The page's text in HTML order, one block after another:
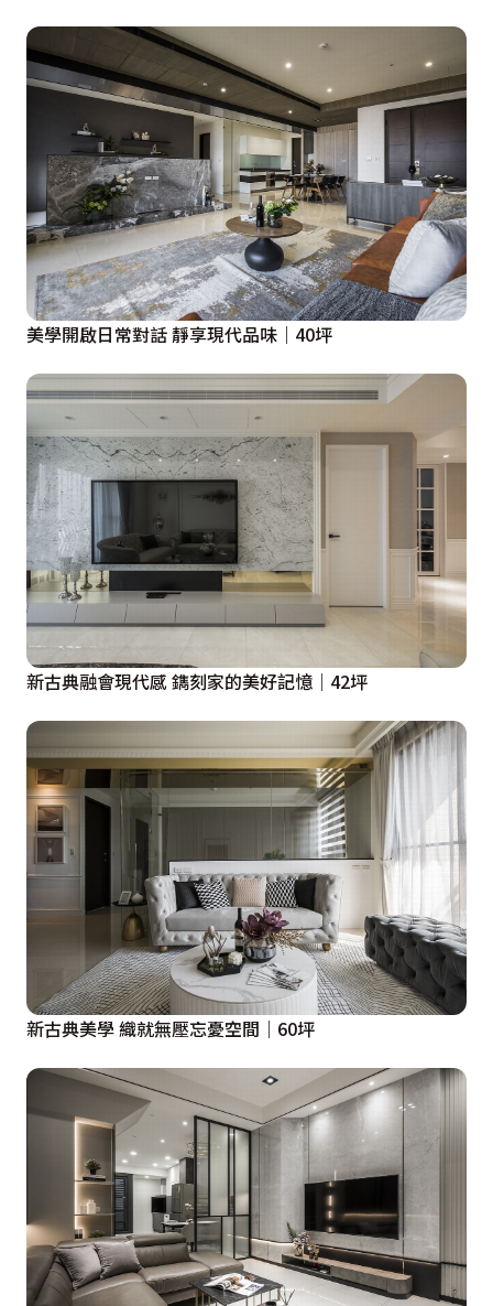
美學開啟日常對話 靜享現代品味｜40坪
新古典融會現代感 鐫刻家的美好記憶｜42坪
新古典美學 織就無壓忘憂空間｜60坪